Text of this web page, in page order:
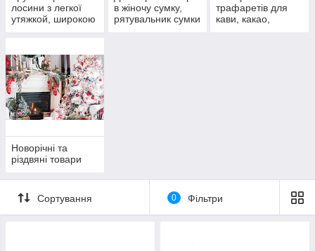
лосини з легкої
утяжкой, широкою
фітнесу і йоги.
в жіночу сумку,
рятувальник сумки
трафаретів для
кави, какао,
Новорічні та
різдвяні товари
Сортування 0 Фільтри